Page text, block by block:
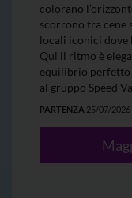
colorano
scorrono tra cene
locali iconici dove
Qui il ritmo è
equilibrio perfetto
al gruppo Speed
PARTENZA 25/07/2026